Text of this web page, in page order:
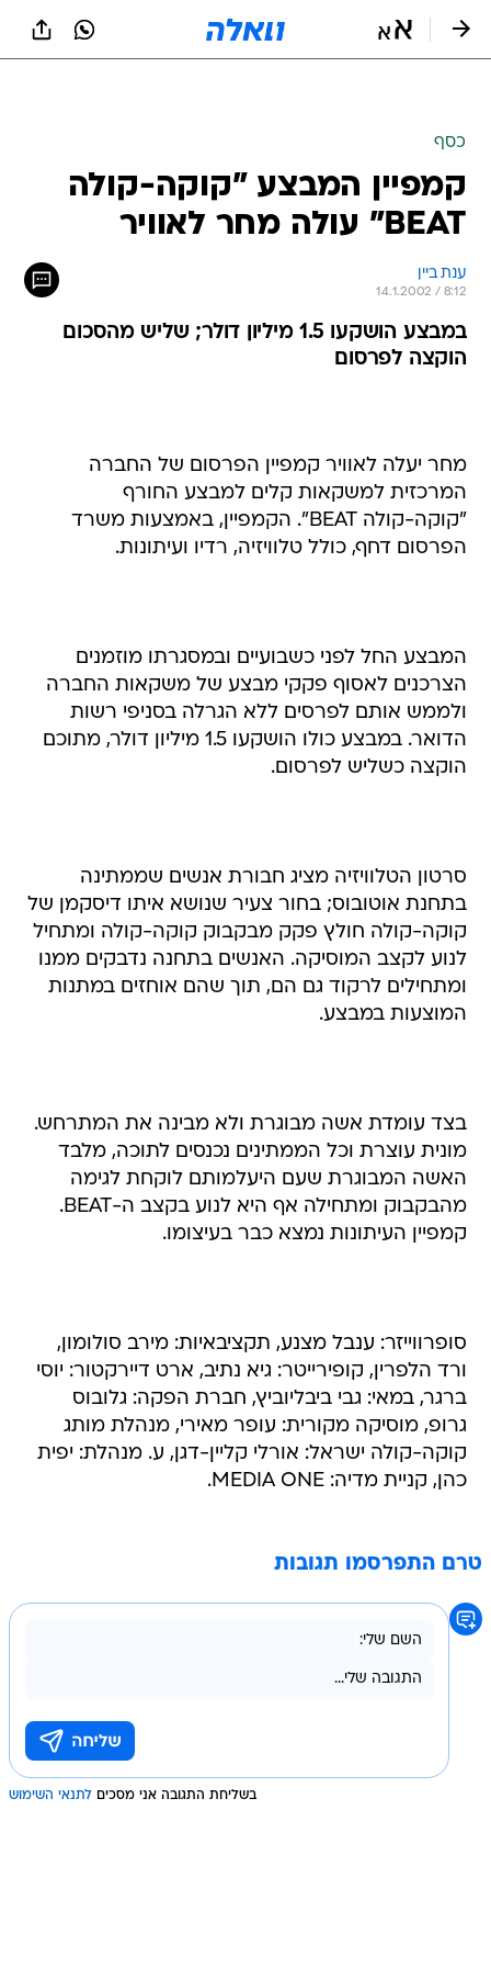
כסף
קמפיין המבצע "קוקה-קולה
BEAT" עולה מחר לאוויר
ענת ביין
14.1.2002 / 8:12
במבצע הושקעו 1.5 מיליון דולר; שליש מהסכום
הוקצה לפרסום
מחר יעלה לאוויר קמפיין הפרסום של החברה
המרכזית למשקאות קלים למבצע החורף
"קוקה-קולה BEAT". הקמפיין, באמצעות משרד
הפרסום דחף, כולל טלוויזיה, רדיו ועיתונות.
המבצע החל לפני כשבועיים ובמסגרתו מוזמנים
הצרכנים לאסוף פקקי מבצע של משקאות החברה
ולממש אותם לפרסים ללא הגרלה בסניפי רשות
הדואר. במבצע כולו הושקעו 1.5 מיליון דולר, מתוכם
הוקצה כשליש לפרסום.
סרטון הטלוויזיה מציג חבורת אנשים שממתינה
בתחנת אוטובוס; בחור צעיר שנושא איתו דיסקמן של
קוקה-קולה חולץ פקק מבקבוק קוקה-קולה ומתחיל
לנוע לקצב המוסיקה. האנשים בתחנה נדבקים ממנו
ומתחילים לרקוד גם הם, תוך שהם אוחזים במתנות
המוצעות במבצע.
בצד עומדת אשה מבוגרת ולא מבינה את המתרחש.
מונית עוצרת וכל הממתינים נכנסים לתוכה, מלבד
האשה המבוגרת שעם היעלמותם לוקחת לגימה
מהבקבוק ומתחילה אף היא לנוע בקצב ה-BEAT.
קמפיין העיתונות נמצא כבר בעיצומו.
סופרווייזר: ענבל מצנע, תקציבאיות: מירב סולומון,
ורד הלפרין, קופירייטר: גיא נתיב, ארט דיירקטור: יוסי
ברגר, במאי: גבי ביבליוביץ, חברת הפקה: גלובוס
גרופ, מוסיקה מקורית: עופר מאירי, מנהלת מותג
קוקה-קולה ישראל: אורלי קליין-דגן, ע. מנהלת: יפית
כהן, קניית מדיה: MEDIA ONE.
טרם התפרסמו תגובות
בשליחת התגובה אני מסכים לתנאי השימוש